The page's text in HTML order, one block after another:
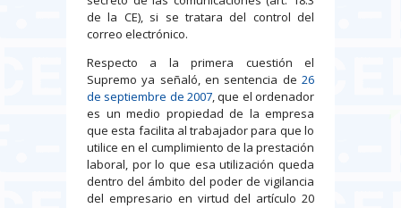
de la CE), si se tratara del control del
correo electrónico.
Respecto a la primera cuestión el
Supremo ya señaló, en sentencia de 26
de septiembre de 2007, que el ordenador
es un medio propiedad de la empresa
que esta facilita al trabajador para que lo
utilice en el cumplimiento de la prestación
laboral, por lo que esa utilización queda
dentro del ámbito del poder de vigilancia
del empresario en virtud del artículo 20